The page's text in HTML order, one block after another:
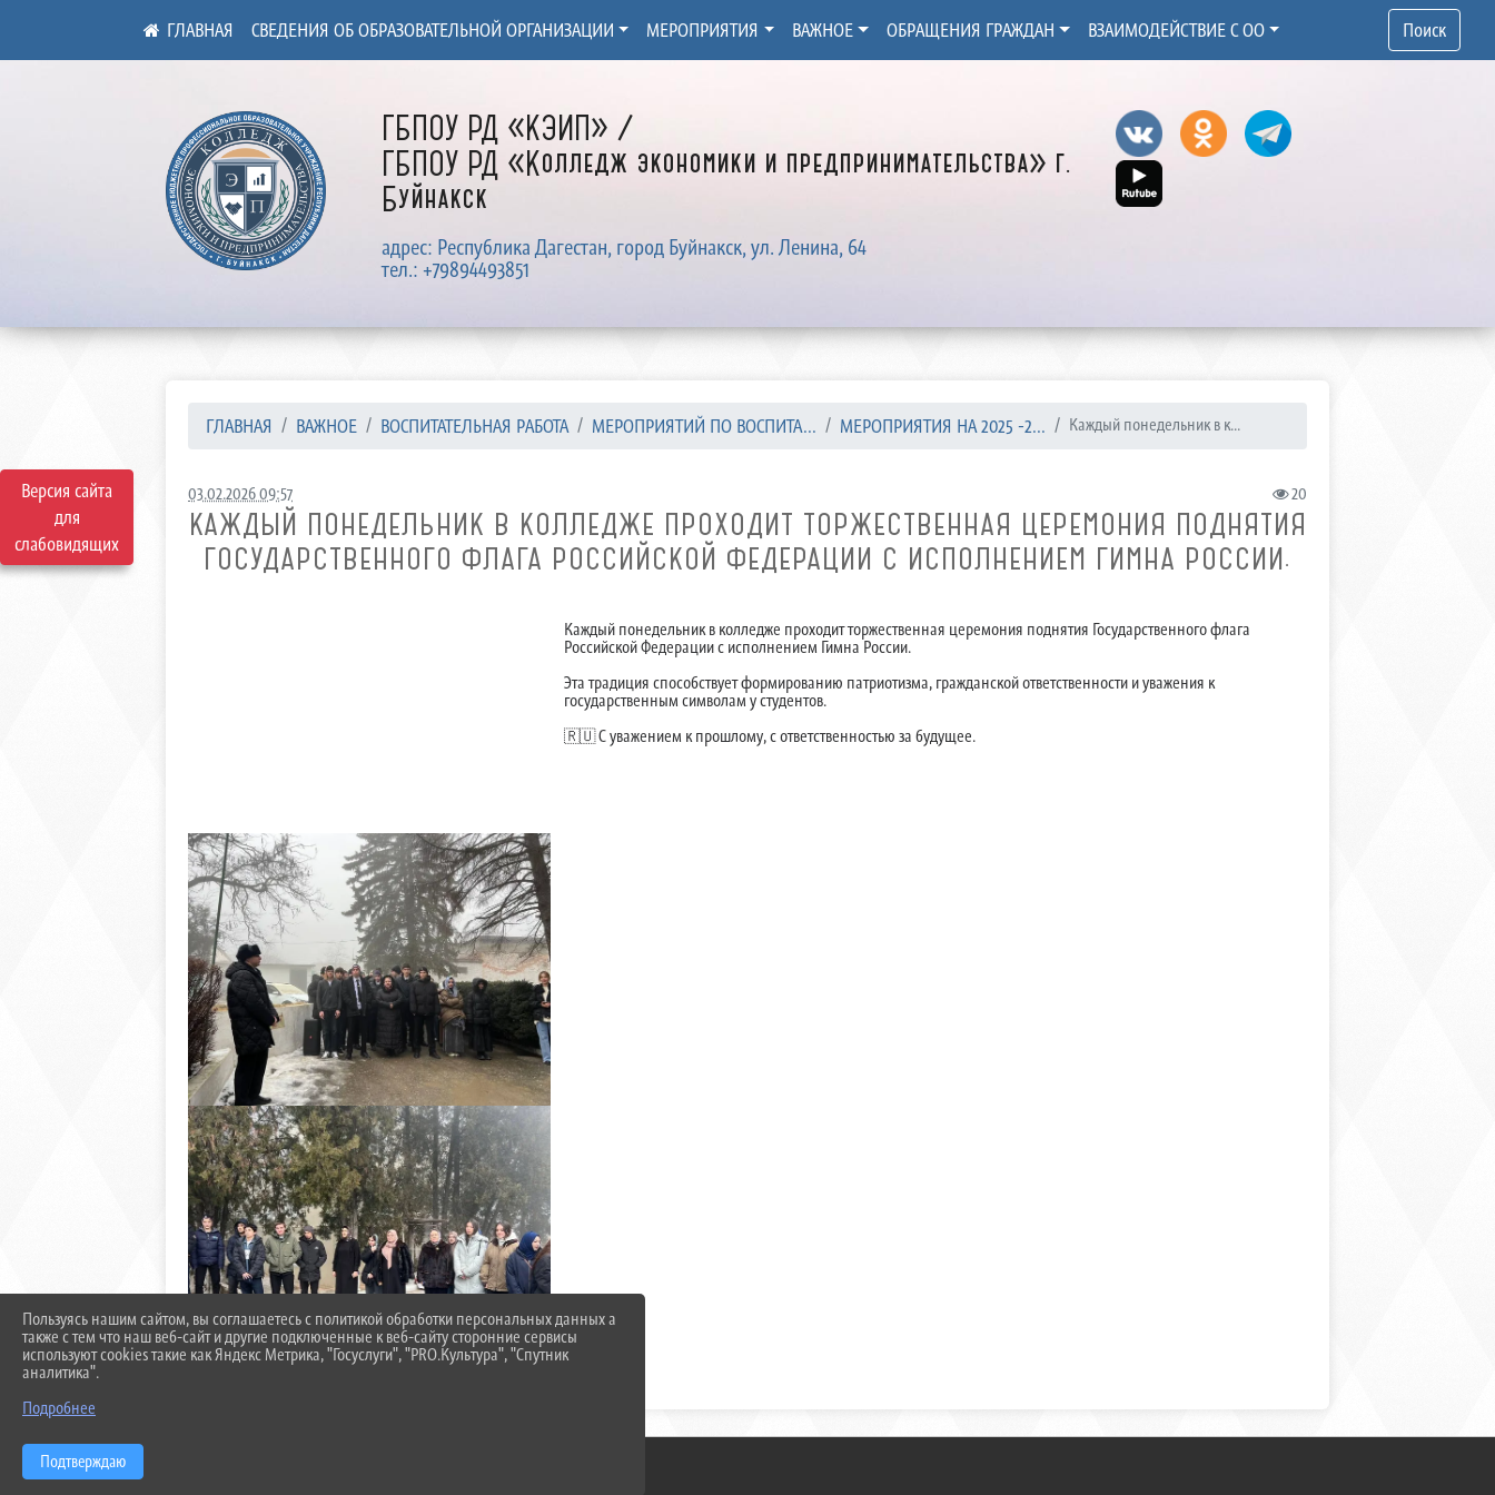
Версия сайта
для
слабовидящих
ГБПОУ РД «КЭИП» /
ГБПОУ РД «Колледж экономики и предпринимательства» г.
Буйнакск
адрес: Республика Дагестан, город Буйнакск, ул. Ленина, 64
тел.: +79894493851
СВЕДЕНИЯ ОБ ОБРАЗОВАТЕЛЬНОЙ ОРГАНИЗАЦИИ МЕРОПРИЯТИЯ ВАЖНОЕ ОБРАЩЕНИЯ ГРАЖДАН ВЗАИМОДЕЙСТВИЕ С ОО Поиск
ГЛАВНАЯ ВАЖНОЕ ВОСПИТАТЕЛЬНАЯ РАБОТА МЕРОПРИЯТИЙ ПО ВОСПИТА... МЕРОПРИЯТИЯ НА 2025 -2... Каждый понедельник в к...
03.02.2026 09:57 20
КАЖДЫЙ ПОНЕДЕЛЬНИК В КОЛЛЕДЖЕ ПРОХОДИТ ТОРЖЕСТВЕННАЯ ЦЕРЕМОНИЯ ПОДНЯТИЯ
ГОСУДАРСТВЕННОГО ФЛАГА РОССИЙСКОЙ ФЕДЕРАЦИИ С ИСПОЛНЕНИЕМ ГИМНА РОССИИ.
Каждый понедельник в колледже проходит торжественная церемония поднятия Государственного флага
Российской Федерации с исполнением Гимна России.
Эта традиция способствует формированию патриотизма, гражданской ответственности и уважения к
государственным символам у студентов.
🇷🇺 С уважением к прошлому, с ответственностью за будущее.
Пользуясь нашим сайтом, вы соглашаетесь с политикой обработки персональных данных а
также с тем что наш веб-сайт и другие подключенные к веб-сайту сторонние сервисы
используют cookies такие как Яндекс Метрика, "Госуслуги", "PRO.Культура", "Спутник
аналитика".
Подробнее
Подтверждаю